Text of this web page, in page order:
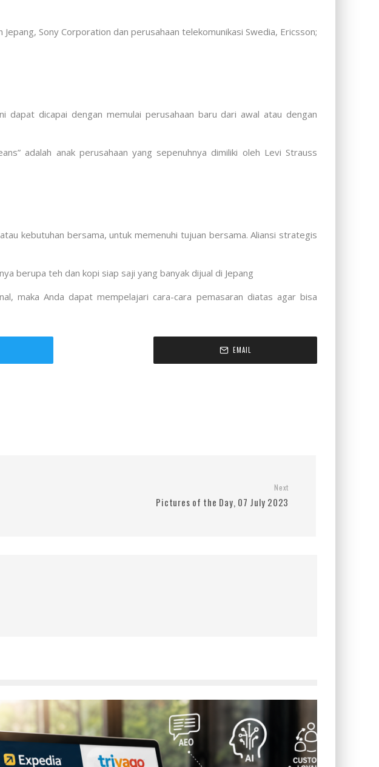
Sony Corporation dan perusahaan telekomunikasi Swedia, Ericsson;
dicapai dengan memulai perusahaan baru dari awal atau dengan
adalah anak perusahaan yang sepenuhnya dimiliki oleh Levi Strauss
kebutuhan bersama, untuk memenuhi tujuan bersama. Aliansi strategis
berupa teh dan kopi siap saji yang banyak dijual di Jepang
maka Anda dapat mempelajari cara-cara pemasaran diatas agar bisa
EMAIL
Next
Pictures of the Day, 07 July 2023